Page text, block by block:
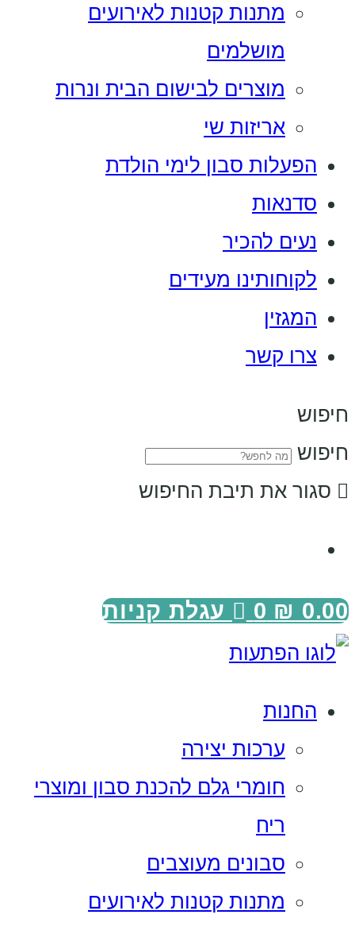
מתנות קטנות לאירועים
מושלמים
מוצרים לבישום הבית ונרות
אריזות שי
הפעלות סבון לימי הולדת
סדנאות
נעים להכיר
לקוחותינו מעידים
המגזין
צרו קשר
חיפוש
חיפוש
סגור את תיבת החיפוש
₪ 0.00
0 עגלת קניות
החנות
ערכות יצירה
חומרי גלם להכנת סבון ומוצרי
ריח
סבונים מעוצבים
מתנות קטנות לאירועים